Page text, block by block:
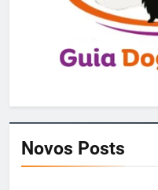
Novos Posts